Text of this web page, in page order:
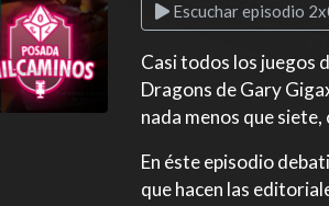
Escuchar episodio
Casi todos los juegos
Dragons de Gary
nada menos que
En éste episodio
que hacen las